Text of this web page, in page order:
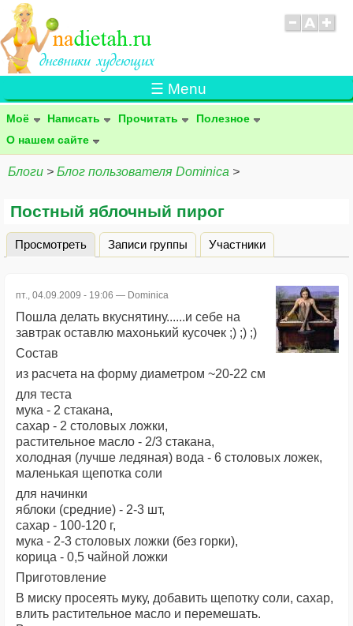
☰ Menu
Моё Написать Прочитать
Полезное
О нашем сайте
Блоги > Блог пользователя Dominica >
Постный яблочный пирог
Главные вкладки
Просмотреть (активная вкладка)
Записи группы Участники
пт., 04.09.2009 - 19:06 — Dominica
Пошла делать вкуснятину......и себе на
завтрак оставлю махонький кусочек ;) ;) ;)
Состав
из расчета на форму диаметром ~20-22 см
для теста
мука - 2 стакана,
сахар - 2 столовых ложки,
растительное масло - 2/3 стакана,
холодная (лучше ледяная) вода - 6 столовых ложек,
маленькая щепотка соли
для начинки
яблоки (средние) - 2-3 шт,
сахар - 100-120 г,
мука - 2-3 столовых ложки (без горки),
корица - 0,5 чайной ложки
Приготовление
В миску просеять муку, добавить щепотку соли, сахар,
влить растительное масло и перемешать.